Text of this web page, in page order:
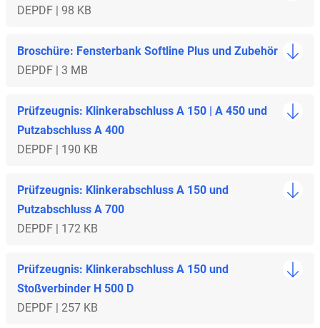
DEPDF | 98 KB
Broschüre: Fensterbank Softline Plus und Zubehör
DEPDF | 3 MB
Prüfzeugnis: Klinkerabschluss A 150 | A 450 und
Putzabschluss A 400
DEPDF | 190 KB
Prüfzeugnis: Klinkerabschluss A 150 und
Putzabschluss A 700
DEPDF | 172 KB
Prüfzeugnis: Klinkerabschluss A 150 und
Stoßverbinder H 500 D
DEPDF | 257 KB